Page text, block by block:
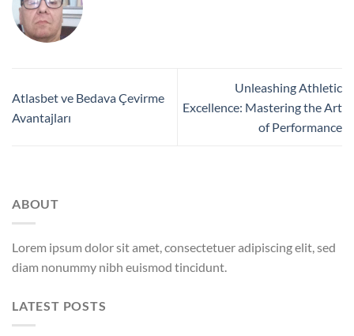
Atlasbet ve Bedava Çevirme
Avantajları
Unleashing Athletic
Excellence: Mastering the Art
of Performance
ABOUT
Lorem ipsum dolor sit amet, consectetuer adipiscing elit, sed
diam nonummy nibh euismod tincidunt.
LATEST POSTS